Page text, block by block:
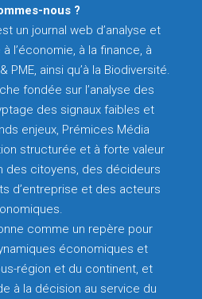
nous ?
un journal web d’analyse et
l’économie, à la finance, à
PME, ainsi qu’à la Biodiversité.
fondée sur l’analyse des
des signaux faibles et
enjeux, Prémices Média
structurée et à forte valeur
des citoyens, des décideurs
d’entreprise et des acteurs
comme un repère pour
économiques et
région et du continent, et
à la décision au service du